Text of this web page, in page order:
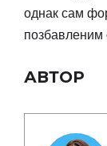
однак сам
позбавленим
АВТОР